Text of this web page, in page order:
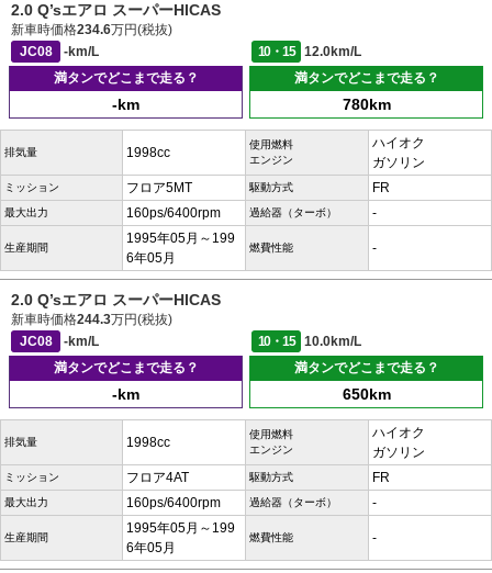
2.0 Q’sエアロ スーパーHICAS
新車時価格234.6万円(税抜)
JC08
-km/L 10・15
12.0km/L
満タンでどこまで走る？
-km
満タンでどこまで走る？
780km
排気量 1998cc
使用燃料
エンジン
ハイオク
ガソリン
ミッション フロア5MT 駆動方式 FR
最大出力 160ps/6400rpm 過給器（ターボ） -
生産期間
1995年05月～199
6年05月
燃費性能 -
2.0 Q’sエアロ スーパーHICAS
新車時価格244.3万円(税抜)
JC08
-km/L 10・15
10.0km/L
満タンでどこまで走る？
-km
満タンでどこまで走る？
650km
排気量 1998cc
使用燃料
エンジン
ハイオク
ガソリン
ミッション フロア4AT 駆動方式 FR
最大出力 160ps/6400rpm 過給器（ターボ） -
生産期間
1995年05月～199
6年05月
燃費性能 -